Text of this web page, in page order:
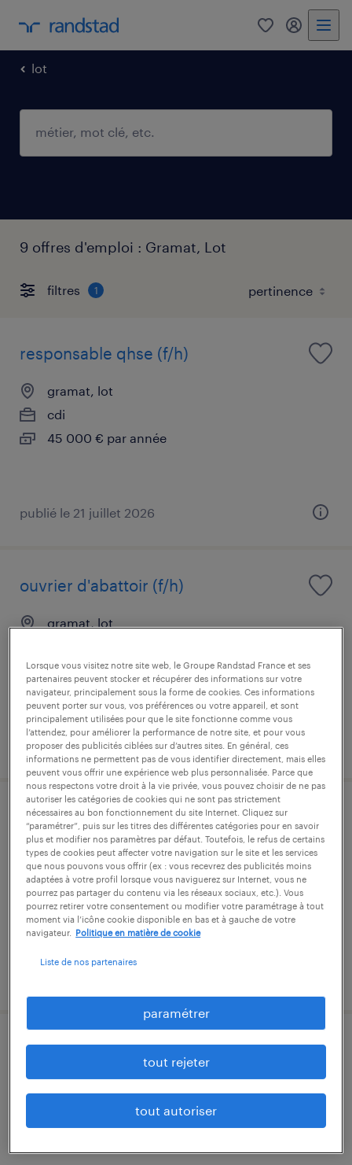
0 mon
lot
9 offres d'emploi : Gramat, Lot
filtres 1
responsable qhse (f/h)
gramat, lot
cdi
45 000 € par année
publié le 21 juillet 2026
ouvrier d'abattoir (f/h)
gramat, lot
12,31 € par heure
publié le 20 juillet 2026
agent de production agroalimentaire
(f/h)
gramat, lot
intérim
12,31 € par heure
technicien en automatisme (f/h)
Lorsque vous visitez notre site web, le Groupe Randstad France et ses
partenaires peuvent stocker et récupérer des informations sur votre
navigateur, principalement sous la forme de cookies. Ces informations
peuvent porter sur vous, vos préférences ou votre appareil, et sont
principalement utilisées pour que le site fonctionne comme vous
l’attendez, pour améliorer la performance de notre site, et pour vous
proposer des publicités ciblées sur d’autres sites. En général, ces
informations ne permettent pas de vous identifier directement, mais elles
peuvent vous offrir une expérience web plus personnalisée. Parce que
nous respectons votre droit à la vie privée, vous pouvez choisir de ne pas
autoriser les catégories de cookies qui ne sont pas strictement
nécessaires au bon fonctionnement du site Internet. Cliquez sur
“paramétrer”, puis sur les titres des différentes catégories pour en savoir
plus et modifier nos paramètres par défaut. Toutefois, le refus de certains
types de cookies peut affecter votre navigation sur le site et les services
que nous pouvons vous offrir (ex : vous recevrez des publicités moins
adaptées à votre profil lorsque vous naviguerez sur Internet, vous ne
pourrez pas partager du contenu via les réseaux sociaux, etc.). Vous
pourrez retirer votre consentement ou modifier votre paramétrage à tout
moment via l’icône cookie disponible en bas et à gauche de votre
navigateur.
Politique en matière de cookie
Liste de nos partenaires
paramétrer
tout rejeter
tout autoriser